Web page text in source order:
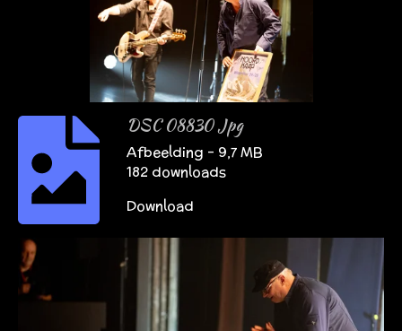
DSC 08830 Jpg
Afbeelding – 9,7 MB
182 downloads
Download